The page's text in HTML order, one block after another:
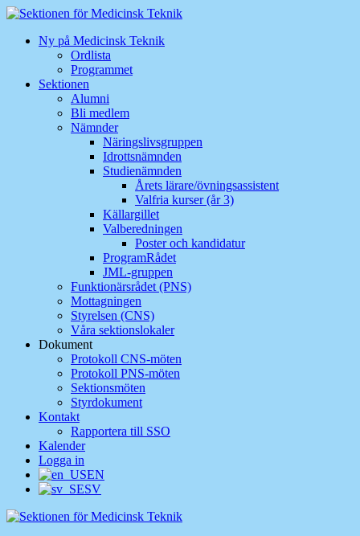
Hoppa
innehållNy på Medicinsk Teknik
Ordlista
Programmet
Sektionen
Alumni
Bli medlem
Nämnder
Näringslivsgruppen
Idrottsnämnden
Studienämnden
Årets lärare/övningsassistent
Valfria kurser (år 3)
Källargillet
Valberedningen
Poster och kandidatur
ProgramRådet
JML-gruppen
Funktionärsrådet (PNS)
Mottagningen
Styrelsen (CNS)
Våra sektionslokaler
Dokument
Protokoll CNS-möten
Protokoll PNS-möten
Sektionsmöten
Styrdokument
Kontakt
Rapportera till SSO
Kalender
Logga in
EN
SV